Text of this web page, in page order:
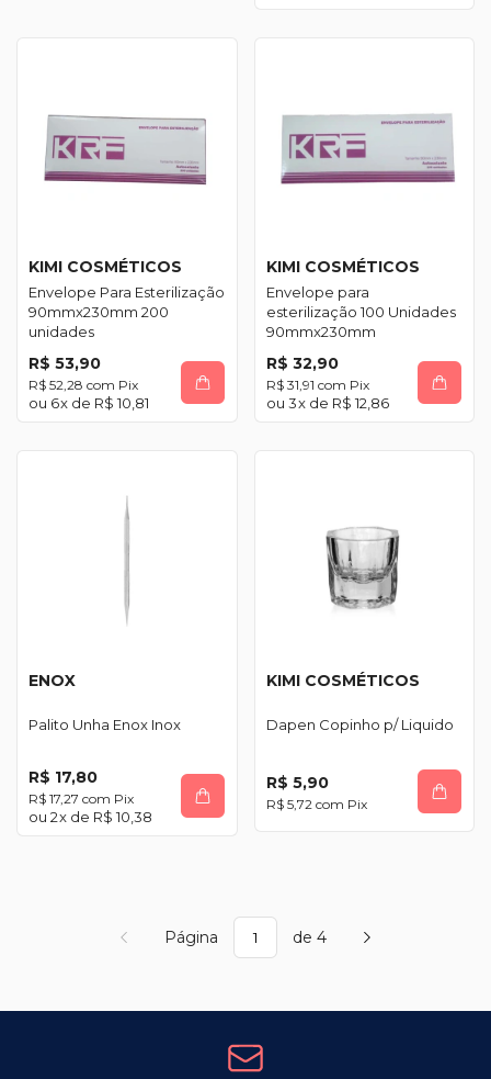
KIMI COSMÉTICOS
Envelope Para Esterilização
90mmx230mm 200
unidades
R$ 53,90
R$ 52,28 com Pix
6x de R$ 10,81
KIMI COSMÉTICOS
Envelope para
esterilização 100 Unidades
90mmx230mm
R$ 32,90
R$ 31,91 com Pix
3x de R$ 12,86
ENOX
Palito Unha Enox Inox
R$ 17,80
R$ 17,27 com Pix
2x de R$ 10,38
KIMI COSMÉTICOS
Dapen Copinho p/ Liquido
R$ 5,90
R$ 5,72 com Pix
Página de 4